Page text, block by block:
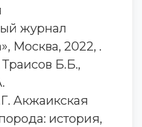
журнал
Москва, 2022, .
Б.Б.,
Акжаикская
история,